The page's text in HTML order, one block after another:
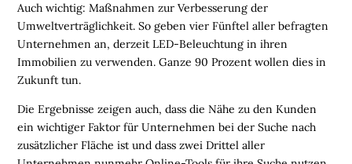
N
C
H
E
N
F
O
N
D
Auch wichtig: Maßnahmen zur Verbesserung der
Umweltverträglichkeit. So geben vier Fünftel aller befragten
Unternehmen an, derzeit LED-Beleuchtung in ihren
Immobilien zu verwenden. Ganze 90 Prozent wollen dies in
Zukunft tun.
Die Ergebnisse zeigen auch, dass die Nähe zu den Kunden
ein wichtiger Faktor für Unternehmen bei der Suche nach
zusätzlicher Fläche ist und dass zwei Drittel aller